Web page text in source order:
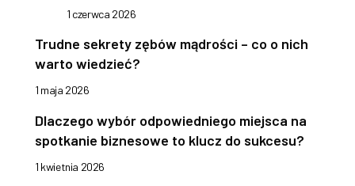
1 czerwca 2026
Trudne sekrety zębów mądrości – co o nich
warto wiedzieć?
1 maja 2026
Dlaczego wybór odpowiedniego miejsca na
spotkanie biznesowe to klucz do sukcesu?
1 kwietnia 2026